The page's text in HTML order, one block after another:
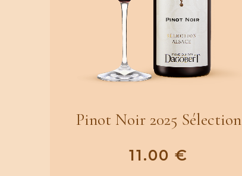
Pinot Noir 2025 Sélection
11.00 €